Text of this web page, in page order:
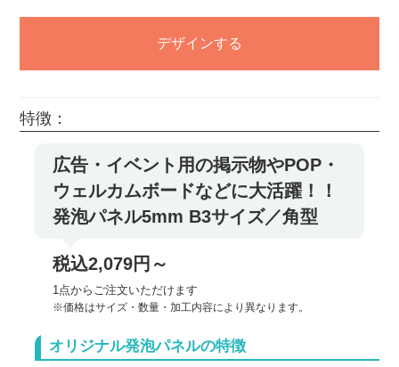
デザインする
特徴：
広告・イベント用の掲示物やPOP・
ウェルカムボードなどに大活躍！！
発泡パネル5mm B3サイズ／角型
税込2,079円～
1点からご注文いただけます
※価格はサイズ・数量・加工内容により異なります。
オリジナル発泡パネルの特徴